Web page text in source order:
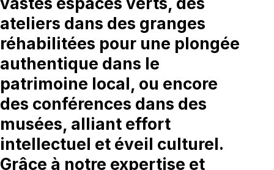
ateliers dans des granges
réhabilitées pour une plongée
authentique dans le
patrimoine local, ou encore
des conférences dans des
musées, alliant effort
intellectuel et éveil culturel.
Grâce à notre expertise et